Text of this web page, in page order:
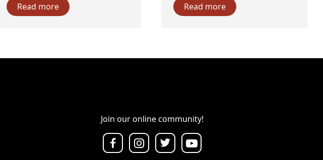
Read more Read more
Join our online community!